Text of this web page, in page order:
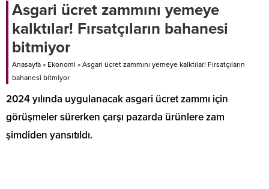
Asgari ücret zammını yemeye
kalktılar! Fırsatçıların bahanesi
bitmiyor
Anasayfa » Ekonomi » Asgari ücret zammını yemeye kalktılar! Fırsatçıların
bahanesi bitmiyor
2024 yılında uygulanacak asgari ücret zammı için
görüşmeler sürerken çarşı pazarda ürünlere zam
şimdiden yansıtıldı.